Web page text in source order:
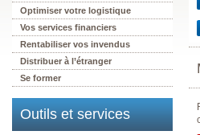
Optimiser votre logistique
Vos services financiers
Rentabiliser vos invendus
Distribuer à l’étranger
Se former
Outils et services